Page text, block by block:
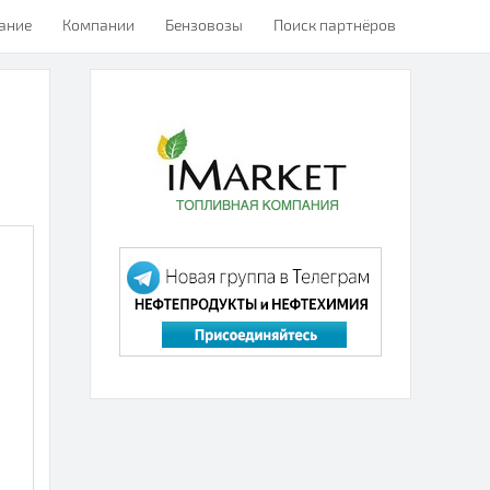
Компании Бензовозы Поиск партнёров